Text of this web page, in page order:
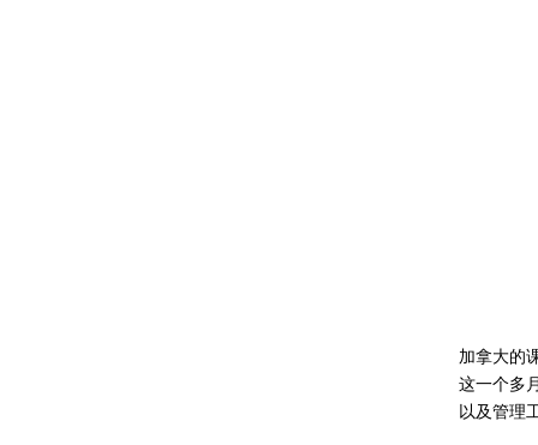
加拿大的
这一个多
以及管理